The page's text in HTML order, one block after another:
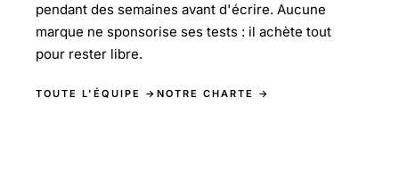
pendant des semaines avant d'écrire. Aucune
marque ne sponsorise ses tests : il achète tout
pour rester libre.
TOUTE L'ÉQUIPE → NOTRE CHARTE →